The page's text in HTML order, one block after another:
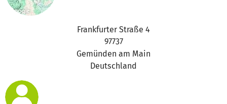
Frankfurter Straße 4
97737
Gemünden am Main
Deutschland